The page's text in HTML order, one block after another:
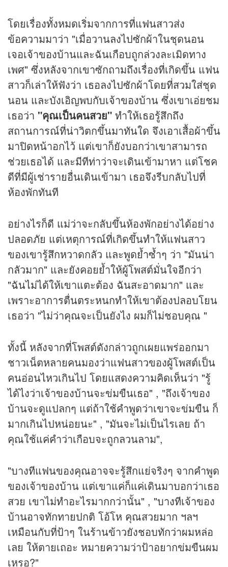
โดยเรื่องทั้งหมดเริ่มจากการที่แฟนสาวส่ง
ข้อความมาว่า "เมื่อวานลงไปซักผ้าในชุดนอน
เจอเจ้าของบ้านและฉันเกือบถูกล่วงละเมิดทาง
เพศ" ซึ่งหลังจากเขาซักถามถึงเรื่องที่เกิดขึ้น แฟน
สาวก็เล่าให้ฟังว่า เธอลงไปซักผ้าโดยที่สวมใส่ชุด
นอน และบังเอิญพบกับเจ้าของบ้าน ซึ่งเขาเอ่ยชม
เธอว่า "คุณเป็นคนสวย" ทำให้เธอรู้สึกถึง
สถานการณ์ที่น่าวิตกขึ้นมาทันใด จึงเอาเสื้อผ้าขึ้น
มาปิดหน้าอกไว้ แต่เขาก็ยังบอกว่าเขาสามารถ
ช่วยเธอได้ และมีทีท่าว่าจะเดินเข้ามาหา แต่โชค
ดีที่มีผู้เช่ารายอื่นเดินเข้ามา เธอจึงรีบกลับไปที่
ห้องพักทันที
อย่างไรก็ดี แม่ว่าจะกลับขึ้นห้องพักอย่างได้อย่าง
ปลอดภัย แต่เหตุการณ์ที่เกิดขึ้นทำให้แฟนสาว
ของเขารู้สึกหวาดกลัว และพูดย้ำซ้ำๆ ว่า "มันน่า
กลัวมาก" และยังคอยย้ำให้ผู้โพสต์มั่นใจอีกว่า
"ฉันไม่ได้ให้เขาแตะต้อง ฉันสะอาดมาก" และ
เพราะอาการตื่นตระหนกทำให้เขาต้องปลอบโยน
เธอว่า "ไม่ว่าคุณจะเป็นยังไง ผมก็ไม่ชอบคุณ "
ทั้งนี้ หลังจากที่โพสต์ดังกล่าวถูกเผยแพร่ออกมา
ชาวเน็ตหลายคนมองว่าแฟนสาวของผู้โพสต์เป็น
คนอ่อนไหวเกินไป โดยแสดงความคิดเห็นว่า "รู้
ได้ไงว่าเจ้าของบ้านจะข่มขืนเธอ" , "ถึงเจ้าของ
บ้านจะดูแปลกๆ แต่ถ้าใช้คำพูดว่าเขาจะข่มขืน ก็
มากเกินไปหน่อยนะ" , "มันจะไม่เป็นไรเลย ถ้า
คุณใช้แค่คำว่าเกือบจะถูกลวนลาม",
"บางทีแฟนของคุณอาจจะรู้สึกแย่จริงๆ จากคำพูด
ของเจ้าของบ้าน แต่เขาแค่ก็แค่เดินมาบอกว่าเธอ
สวย เขาไม่ทำอะไรมากกว่านั้น" , "บางทีเจ้าของ
บ้านอาจทักทายปกติ โอ้โห คุณสวยมาก ฯลฯ
เหมือนกับที่ป้าๆ ในร้านข้าวยังชอบทักว่าผมหล่อ
เลย ให้ตายเถอะ หมายความว่าป้าอยากข่มขืนผม
เหรอ?"